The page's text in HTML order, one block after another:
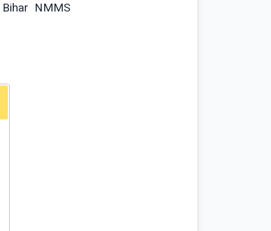
NMMS